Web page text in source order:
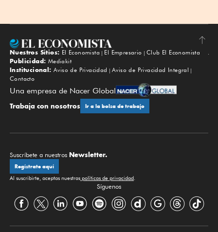
Subir
Nuestros Sitios: El Economista El Empresario
Club El Economista
Publicidad: Mediakit
Institucional: Aviso de Privacidad
Aviso de Privacidad Integral
Contacto
Una empresa de Nacer Global
Trabaja con nosotros Ir a la bolsa de trabajo
Suscríbete a nuestros Newsletter.
Regístrate aquí
Al suscribirte, aceptas nuestras políticas de privacidad
Síguenos